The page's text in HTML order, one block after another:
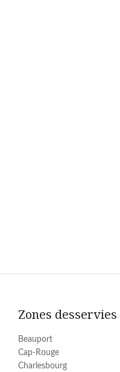
Zones desservies
Beauport
Cap-Rouge
Charlesbourg